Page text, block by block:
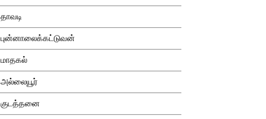
தாவடி
புன்னாலைக்கட்டுவன்
மாதகல்
அல்லையூர்
குடத்தனை